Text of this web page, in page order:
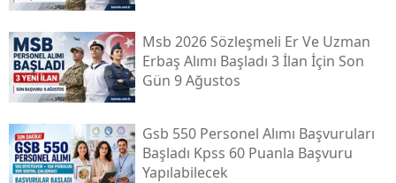
Msb 2026 Sözleşmeli Er Ve Uzman
Erbaş Alımı Başladı 3 İlan İçin Son
Gün 9 Ağustos
Gsb 550 Personel Alımı Başvuruları
Başladı Kpss 60 Puanla Başvuru
Yapılabilecek